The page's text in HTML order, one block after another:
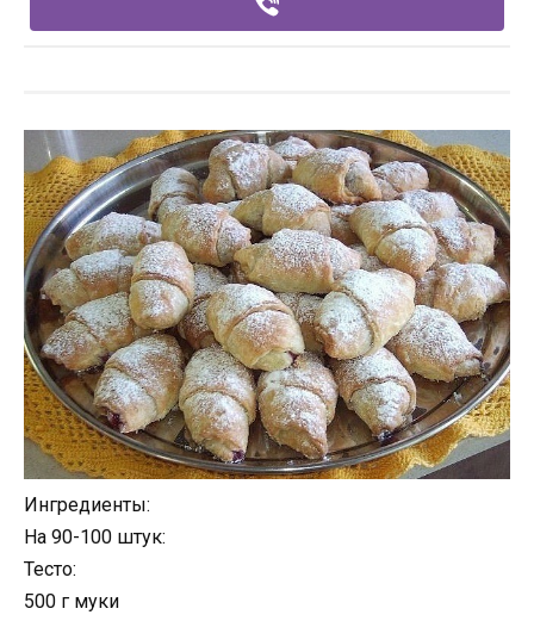
Ингредиенты:
На 90-100 штук:
Тесто:
500 г муки